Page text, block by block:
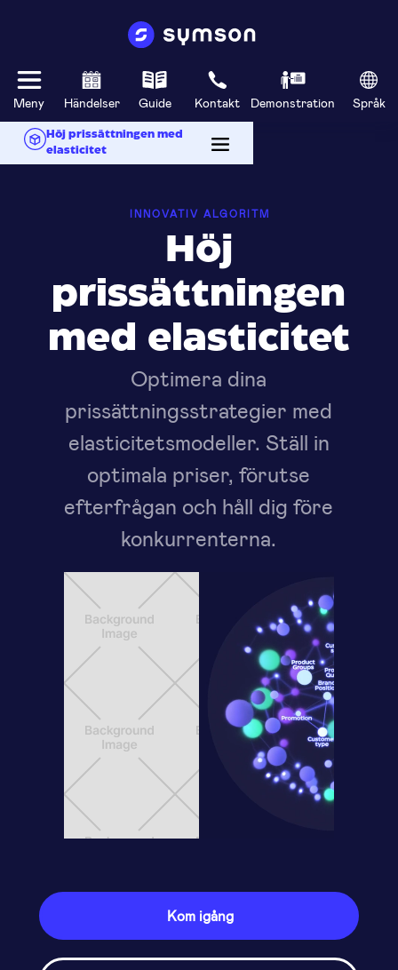
Meny Händelser Guide Kontakt Demonstration Språk
Höj prissättningen med
elasticitet
INNOVATIV ALGORITM
Höj
prissättningen
med elasticitet
Optimera dina
prissättningsstrategier med
elasticitetsmodeller. Ställ in
optimala priser, förutse
efterfrågan och håll dig före
konkurrenterna.
Kom igång